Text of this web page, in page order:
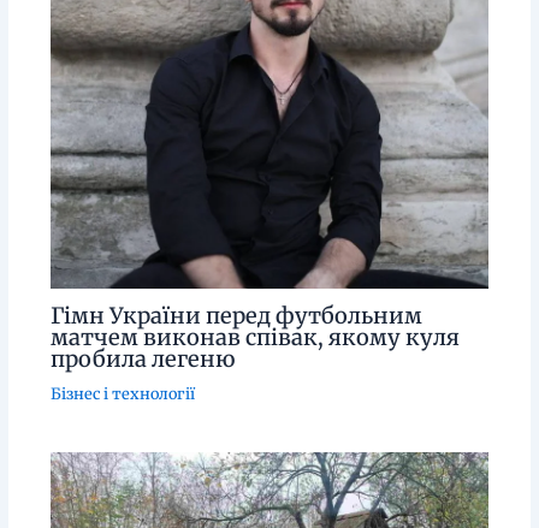
Гімн України перед футбольним
матчем виконав співак, якому куля
пробила легеню
Бізнес і технології